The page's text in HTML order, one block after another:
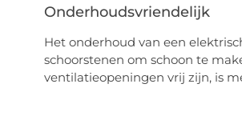
Onderhoudsvriendelijk
Het onderhoud van een
schoorstenen om schoon te
ventilatieopeningen vrij zijn, is